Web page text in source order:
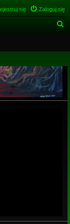
Zaloguj się
się